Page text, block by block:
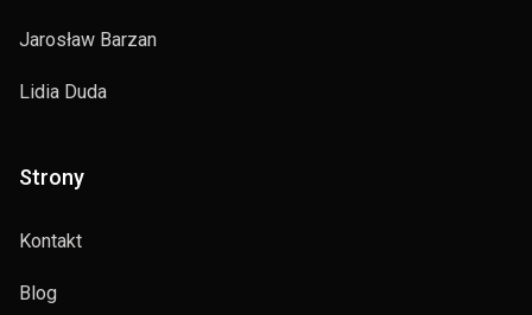
Jarosław Barzan
Lidia Duda
Strony
Kontakt
Blog